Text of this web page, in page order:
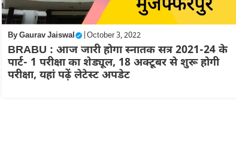
ByGaurav Jaiswal | October 3, 2022
BRABU : आज जारी होगा स्नातक सत्र 2021-24 के
पार्ट- 1 परीक्षा का शेड्यूल, 18 अक्टूबर से शुरू होगी
परीक्षा, यहां पढ़ें लेटेस्ट अपडेट